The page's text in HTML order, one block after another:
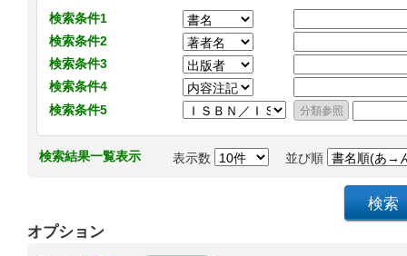
検索条件1
検索条件2
検索条件3
検索条件4
検索条件5
検索結果一覧表示 表示数 並び順
オプション